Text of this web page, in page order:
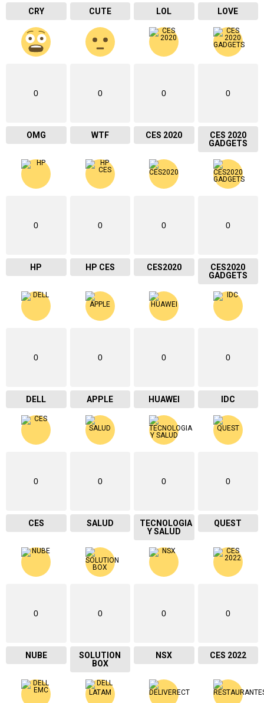
CRY CUTE LOL LOVE
0
OMG
0
WTF
0
CES 2020
0
CES 2020
GADGETS
0
HP
0
HP CES
0
CES2020
0
CES2020
GADGETS
0
DELL
0
APPLE
0
HUAWEI
0
IDC
0
CES
0
SALUD
0
TECNOLOGIA
Y SALUD
0
QUEST
0
NUBE
0
SOLUTION
BOX
0
NSX
0
CES 2022